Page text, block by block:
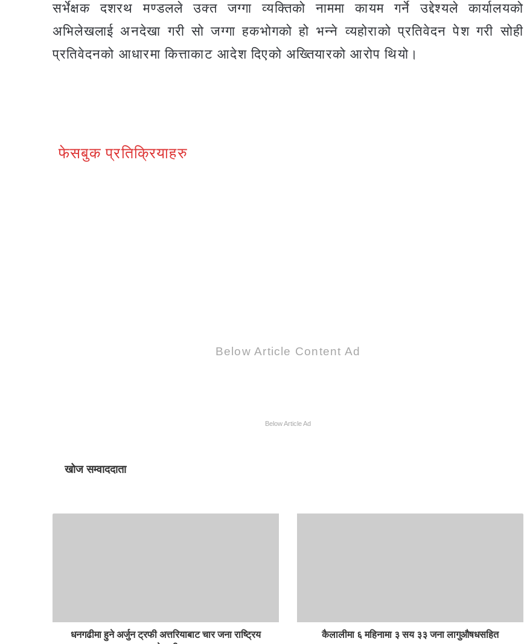
सर्भेक्षक दशरथ मण्डलले उक्त जग्गा व्यक्तिको नाममा कायम गर्ने उद्देश्यले कार्यालयको
अभिलेखलाई अनदेखा गरी सो जग्गा हकभोगको हो भन्ने व्यहोराको प्रतिवेदन पेश गरी सोही
प्रतिवेदनको आधारमा कित्ताकाट आदेश दिएको अख्तियारको आरोप थियो।
फेसबुक प्रतिक्रियाहरु
Below Article Content Ad
Below Article Ad
खोज सम्वाददाता
धनगढीमा हुने अर्जुन ट्रफी अत्तरियाबाट चार जना राष्ट्रिय
कैलालीमा ६ महिनामा ३ सय ३३ जना लागुऔषधसहित